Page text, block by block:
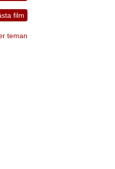
film
teman